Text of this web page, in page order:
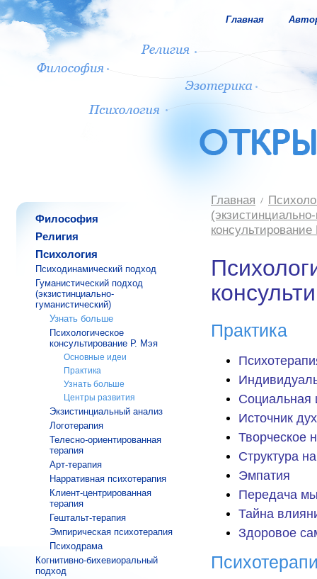
Главная
Философия
Религия
Психология
Психодинамический подход
Гуманистический подход
(экзистинциально-
гуманистический)
Узнать больше
Психологическое
консультирование Р. Мэя
Основные идеи
Практика
Узнать больше
Центры развития
Экзистинциальный анализ
Логотерапия
Телесно-ориентированная
терапия
Арт-терапия
Нарративная психотерапия
Клиент-центрированная
терапия
Гештальт-терапия
Эмпирическая психотерапия
Психодрама
Когнитивно-бихевиоральный
подход
Главная
Практика
Социальная
Источник
Творческое
Структура
Эмпатия
Передача
Тайна
Здоровое